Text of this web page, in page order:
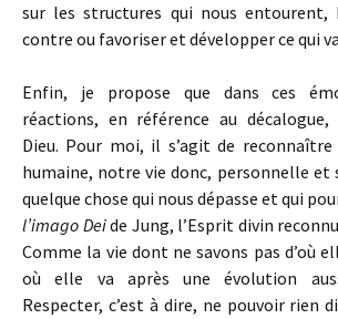
sur les structures qui nous entourent,
contre ou favoriser et développer ce qui
Enfin, je propose que dans ces
réactions, en référence au décalogue,
Dieu. Pour moi, il s’agit de
humaine, notre vie donc, personnelle et
quelque chose qui nous dépasse et qui
l’imago Deide Jung, l’Esprit divin
Comme la vie dont ne savons pas d’où
où elle va après une évolution
Respecter, c’est à dire, ne pouvoir rien